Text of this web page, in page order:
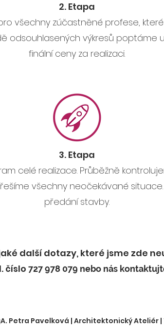
2. Etapa
všechny zúčastněné profese,
odsouhlasených výkresů poptáme
finální ceny za realizaci.
3. Etapa
celé realizace. Průběžně k
ešíme všechny neočekávané
předání stavby.
další dotazy, které jsme zde
číslo 727 978 079 nebo nás
Petra Pavelková | Architektonický Ateliér |